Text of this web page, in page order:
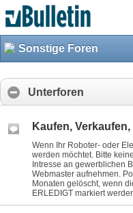
Sonstige Foren
Unterforen
Kaufen,
Wenn Ihr Roboter- oder
werden möchtet. Bitte
Intresse an gewerblichen
Webmaster aufnehmen.
Monaten gelöscht, wenn
ERLEDIGT markiert